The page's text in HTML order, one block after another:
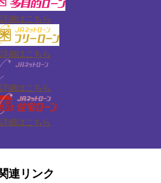
詳細はこちら
詳細はこちら
詳細はこちら
詳細はこちら
連リンク